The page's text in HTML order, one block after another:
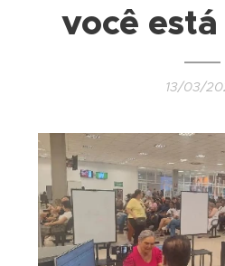
você
13/03/